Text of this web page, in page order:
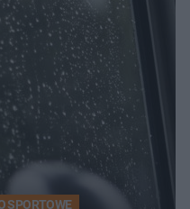
SPORTOWE